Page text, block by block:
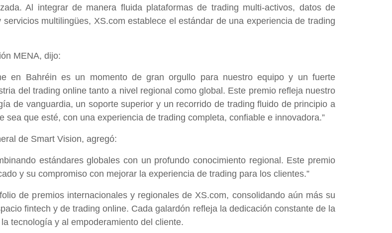
Al integrar de manera fluida plataformas de trading multi-activos, datos de
multilingües, XS.com establece el estándar de una experiencia de trading
MENA, dijo:
en Bahréin es un momento de gran orgullo para nuestro equipo y un fuerte
del trading online tanto a nivel regional como global. Este premio refleja nuestro
de vanguardia, un soporte superior y un recorrido de trading fluido de principio a
que esté, con una experiencia de trading completa, confiable e innovadora.”
de Smart Vision, agregó:
estándares globales con un profundo conocimiento regional. Este premio
y su compromiso con mejorar la experiencia de trading para los clientes.”
de premios internacionales y regionales de XS.com, consolidando aún más su
fintech y de trading online. Cada galardón refleja la dedicación constante de la
tecnología y al empoderamiento del cliente.